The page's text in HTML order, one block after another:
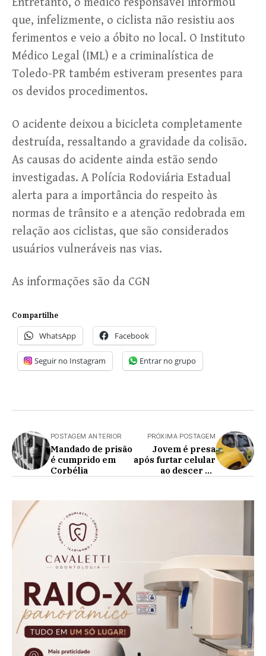
que, infelizmente, o ciclista não resistiu aos
ferimentos e veio a óbito no local. O Instituto
Médico Legal (IML) e a criminalística de
Toledo-PR também estiveram presentes para
os devidos procedimentos.
O acidente deixou a bicicleta completamente
destruída, ressaltando a gravidade da colisão.
As causas do acidente ainda estão sendo
investigadas. A Polícia Rodoviária Estadual
alerta para a importância do respeito às
normas de trânsito e a atenção redobrada em
relação aos ciclistas, que são considerados
usuários vulneráveis nas vias.
As informações são da CGN
Compartilhe
WhatsApp Facebook
Seguir no Instagram Entrar no grupo
POSTAGEM ANTERIOR
Mandado de prisão
é cumprido em
Corbélia
PRÓXIMA POSTAGEM
Jovem é presa
após furtar celular
ao descer de